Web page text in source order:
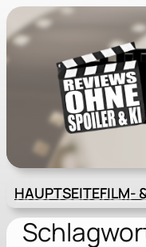
Zum
Inhalt
springen
HAUPTSEITEFILM-